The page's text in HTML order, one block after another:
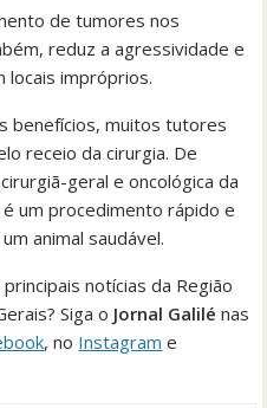
de tumores nos
reduz a agressividade e
locais impróprios.
benefícios, muitos tutores
receio da cirurgia. De
geral e oncológica da
um procedimento rápido e
animal saudável.
notícias da Região
Siga o Jornal Galilé nas
, no Instagram e